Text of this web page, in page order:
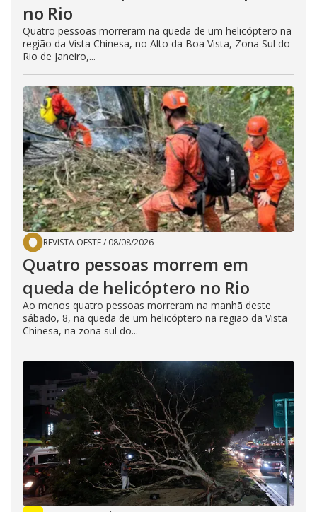
no Rio
Quatro pessoas morreram na queda de um helicóptero na
região da Vista Chinesa, no Alto da Boa Vista, Zona Sul do
Rio de Janeiro,...
REVISTA OESTE/ 08/08/2026
Quatro pessoas morrem em
queda de helicóptero no Rio
Ao menos quatro pessoas morreram na manhã deste
sábado, 8, na queda de um helicóptero na região da Vista
Chinesa, na zona sul do...